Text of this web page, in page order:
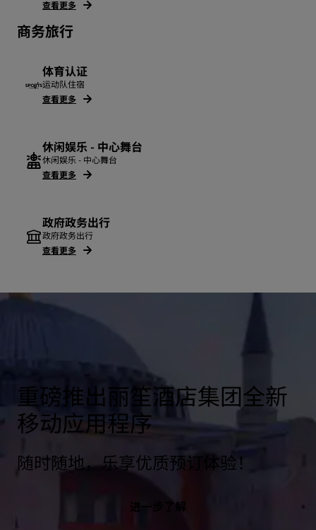
查看更多
商务旅行
体育认证
运动队住宿
查看更多
休闲娱乐 - 中心舞台
休闲娱乐 - 中心舞台
查看更多
政府政务出行
政府政务出行
查看更多
重磅推出丽笙酒店集团全新
移动应用程序
随时随地，乐享优质预订体验！
进一步了解